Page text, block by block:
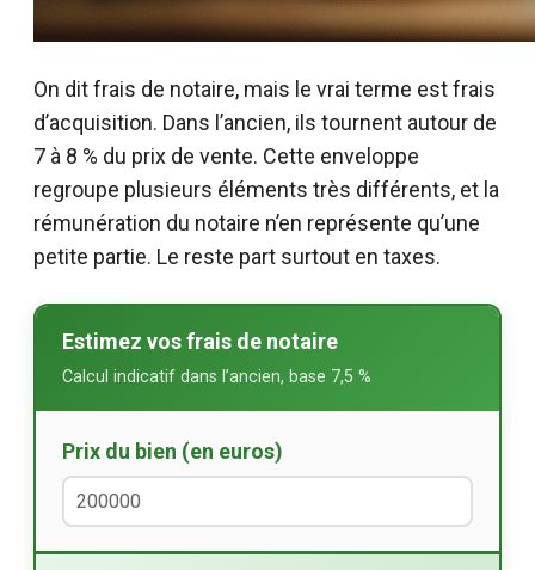
On dit frais de notaire, mais le vrai terme est frais
d’acquisition. Dans l’ancien, ils tournent autour de
7 à 8 % du prix de vente. Cette enveloppe
regroupe plusieurs éléments très différents, et la
rémunération du notaire n’en représente qu’une
petite partie. Le reste part surtout en taxes.
Estimez vos frais de notaire
Calcul indicatif dans l’ancien, base 7,5 %
Prix du bien (en euros)